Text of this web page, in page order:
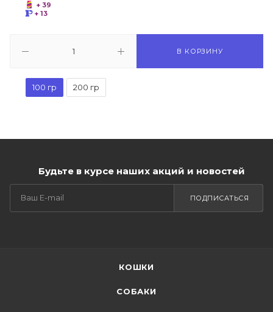
+ 39
+ 13
В КОРЗИНУ
100 гр 200 гр
Будьте в курсе наших акций и новостей
ПОДПИСАТЬСЯ
КОШКИ
СОБАКИ